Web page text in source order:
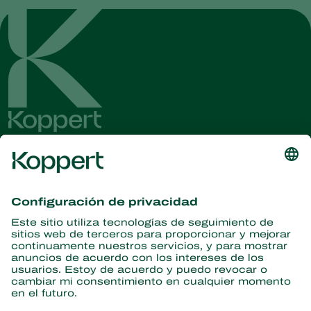
contribuyendo a un sistema agrícola más resistente y
sostenible. Siempre es recomendable actuar cuando las
poblaciones de las plagas se encuentran en índices bajos.
información
Suscríbase aquí
Partners with Nature